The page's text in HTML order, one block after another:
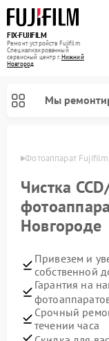
FIX-FUJIFILM
Ремонт устройств Fujifilm
Специализированный
cервисный центр г.Нижний
Новгород
Мы
Фотоаппарат
Чистка
Новгороде
Привезем и
собственной
Гарантия на
Срочный
течении часа